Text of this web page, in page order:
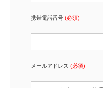
携帯電話番号 (必須)
メールアドレス (必須)